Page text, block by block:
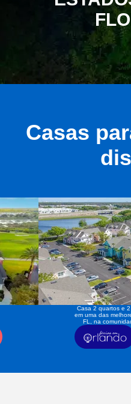
Casas
Casa 2 quartos e
em uma das
FL, na